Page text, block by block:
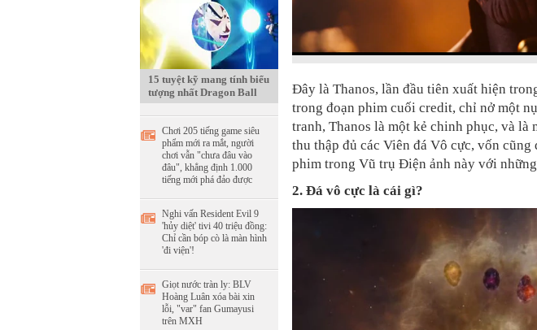
15 tuyệt kỹ mang tính biểu
tượng nhất Dragon Ball
Chơi 205 tiếng game siêu
phẩm mới ra mắt, người
chơi vẫn "chưa đâu vào
đâu", khẳng định 1.000
tiếng mới phá đảo được
Nghi vấn Resident Evil 9
'hủy diệt' tivi 40 triệu đồng:
Chỉ cần bóp cò là màn hình
'đi viện'!
Giọt nước tràn ly: BLV
Hoàng Luân xóa bài xin
lỗi, "var" fan Gumayusi
trên MXH
Đây là Thanos, lần đầu tiên xuất hiện
trong đoạn phim cuối credit, chỉ nở một
tranh, Thanos là một kẻ chinh phục, và là
thu thập đủ các Viên đá Vô cực, vốn cũng
phim trong Vũ trụ Điện ảnh này với
2. Đá vô cực là cái gì?